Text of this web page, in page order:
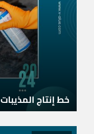
خط إنتاج المذيبات